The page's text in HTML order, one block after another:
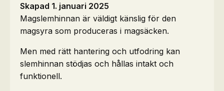
Skapad 1. januari 2025
Magslemhinnan är väldigt känslig för den
magsyra som produceras i magsäcken.
Men med rätt hantering och utfodring kan
slemhinnan stödjas och hållas intakt och
funktionell.